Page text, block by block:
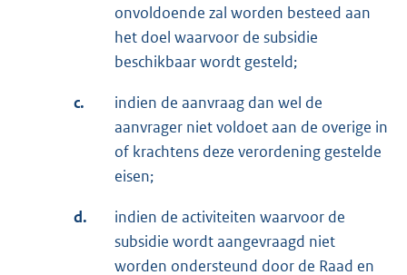
onvoldoende zal worden besteed aan
het doel waarvoor de subsidie
beschikbaar wordt gesteld;
c.
indien de aanvraag dan wel de
aanvrager niet voldoet aan de overige in
of krachtens deze verordening gestelde
eisen;
d.
indien de activiteiten waarvoor de
subsidie wordt aangevraagd niet
worden ondersteund door de Raad en